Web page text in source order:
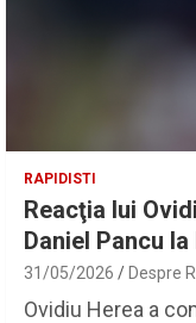
RAPIDISTI
Reacţia lui
Daniel Pancu la
31/05/2026 Despre
Ovidiu Herea a